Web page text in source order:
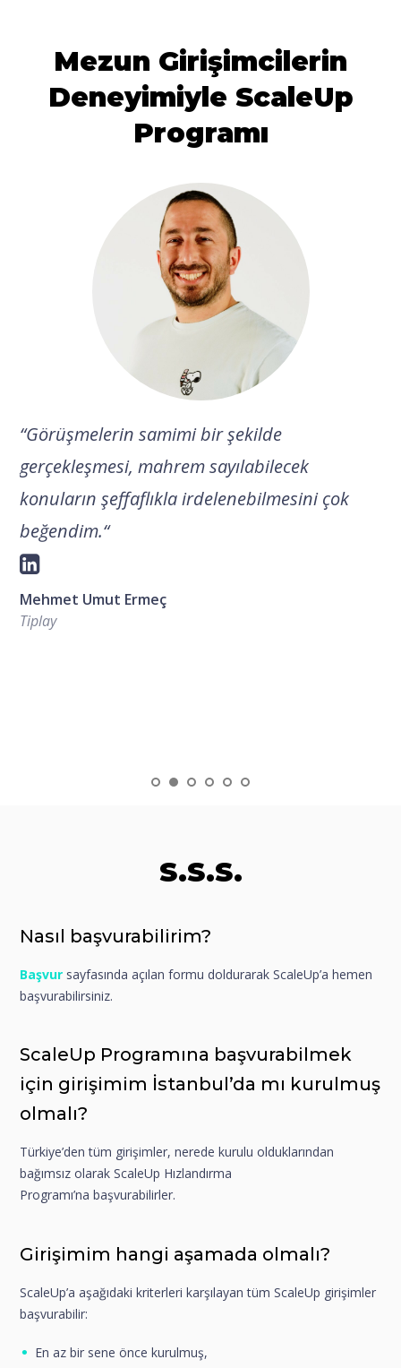
Mezun Girişimcilerin
Deneyimiyle ScaleUp
Programı
“Görüşmelerin samimi bir şekilde
gerçekleşmesi, mahrem sayılabilecek
konuların şeffaflıkla irdelenebilmesini çok
beğendim.“
Mehmet Umut Ermeç
Tiplay
S.S.S.
Nasıl başvurabilirim?
Başvur sayfasında açılan formu doldurarak ScaleUp’a hemen
başvurabilirsiniz.
ScaleUp Programına başvurabilmek
için girişimim İstanbul’da mı kurulmuş
olmalı?
Türkiye’den tüm girişimler, nerede kurulu olduklarından
bağımsız olarak ScaleUp Hızlandırma
Programı’na başvurabilirler.
Girişimim hangi aşamada olmalı?
ScaleUp’a aşağıdaki kriterleri karşılayan tüm ScaleUp girişimler
başvurabilir:
En az bir sene önce kurulmuş,